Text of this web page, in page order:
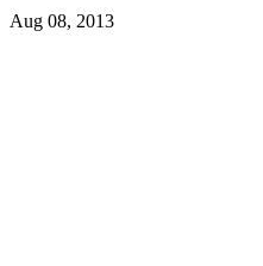
Aug 08, 2013